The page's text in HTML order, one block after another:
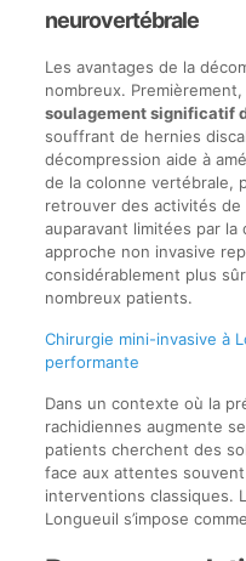
neurovertébrale
Les avantages de la
nombreux.
soulagement significatif
souffrant de hernies
décompression aide à
de la colonne vertébrale,
retrouver des activités
auparavant limitées par
approche non invasive
considérablement plus
nombreux patients.
Chirurgie mini-invasive à
performante
Dans un contexte où la
rachidiennes augmente
patients cherchent des
face aux attentes
interventions classiques.
Longueuil s’impose